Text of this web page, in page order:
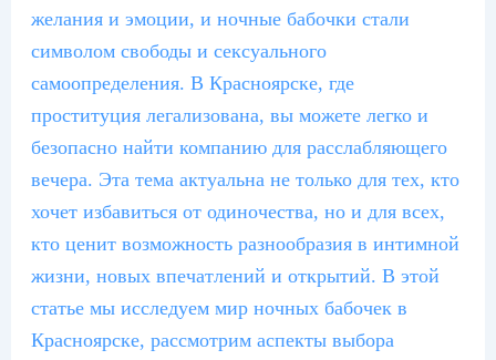
желания и эмоции, и ночные бабочки стали
символом свободы и сексуального
самоопределения. В Красноярске, где
проституция легализована, вы можете легко и
безопасно найти компанию для расслабляющего
вечера. Эта тема актуальна не только для тех, кто
хочет избавиться от одиночества, но и для всех,
кто ценит возможность разнообразия в интимной
жизни, новых впечатлений и открытий. В этой
статье мы исследуем мир ночных бабочек в
Красноярске, рассмотрим аспекты выбора